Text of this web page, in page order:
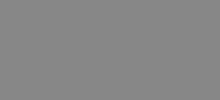
banner dei cookie
le scelte
loro interazione
visitatore
sulla privacy,
onorate nelle